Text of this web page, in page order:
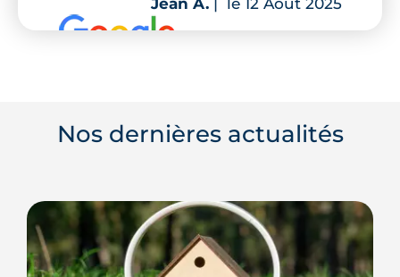
Jean A. | le 12 Août 2025
Nos dernières actualités